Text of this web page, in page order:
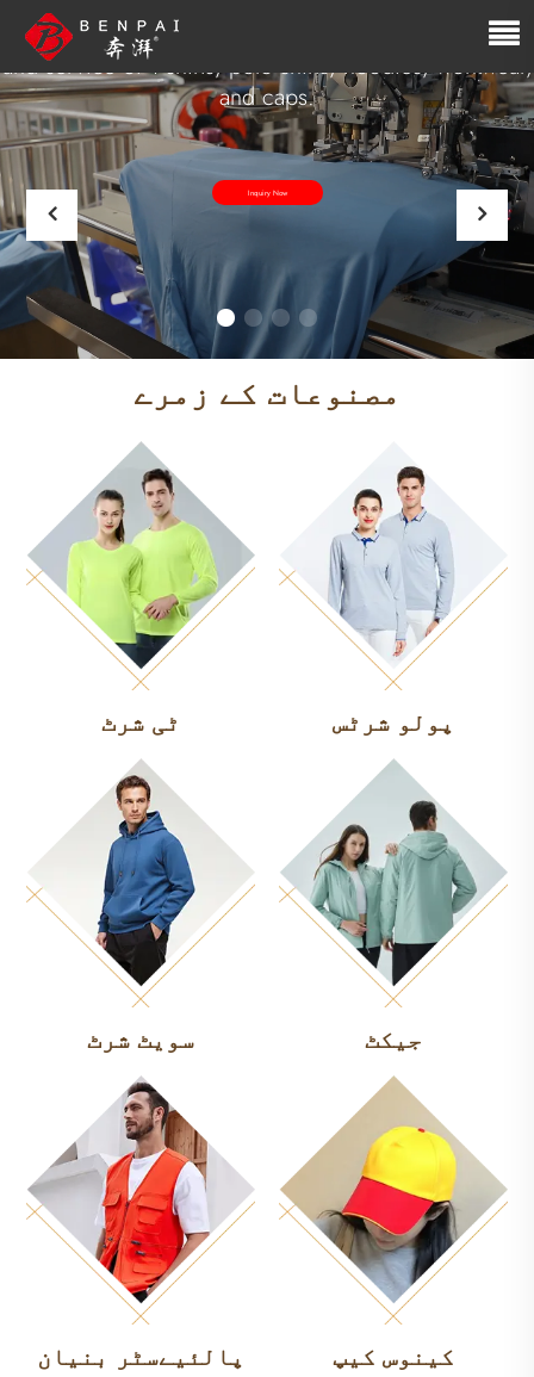
We are a manufacturer integrated with the R&D, sales,
and service of T-shirts, polo shirts, hoodies, workwear,
and caps.
Inquiry Now
مصنوعات کے زمرے
ٹی شرٹ پولو شرٹس
سویٹ شرٹ جیکٹ
پالئیےسٹر بنیان کینوس کیپ